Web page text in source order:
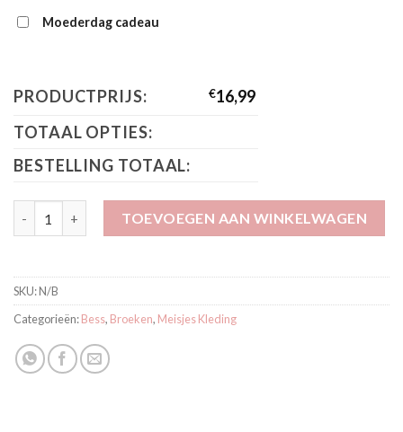
Moederdag cadeau
PRODUCTPRIJS: €16,99
TOTAAL OPTIES:
BESTELLING TOTAAL:
TOEVOEGEN AAN WINKELWAGEN
SKU:N/B
Categorieën:Bess, Broeken, Meisjes Kleding